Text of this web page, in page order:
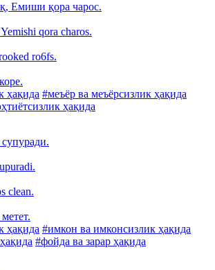
Емиши қора чарос.
qora charos.
ro6fs.
ҳақида #меъёр ва меъёрсизлик ҳақида
ҳақида
clean.
ҳақида #имкон ва имконсизлик ҳақида
#фойда ва зарар ҳақида